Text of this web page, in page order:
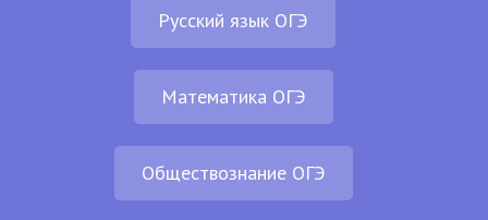
Русский язык ОГЭ
Математика ОГЭ
Обществознание ОГЭ